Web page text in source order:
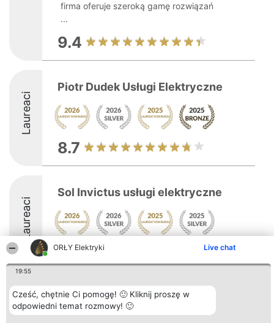
ORŁY Elektryki Live chat
19:55
Cześć, chętnie Ci pomogę! 🙂 Kliknij proszę w
odpowiedni temat rozmowy! 🙂
firma oferuje szeroką gamę rozwiązań
...
9.4
Laureaci
Piotr Dudek Usługi Elektryczne
8.7
Laureaci
Sol Invictus usługi elektryczne
8.7
Organizator plebiscytu
Bright Side Solutions sp. z o.
o. sp. k.
Plebiscyt
Laureaci
Lista
Kontakt